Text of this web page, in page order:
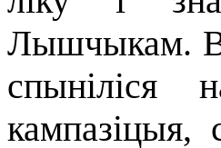
Лышчыкам.
спыніліся